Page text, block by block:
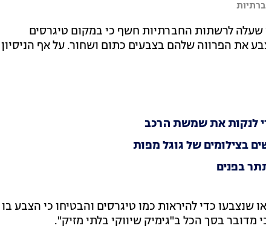
שעלה לרשתות החברתיות חשף כי במקום טיגרסים
את הפרווה שלהם בצבעים כתום ושחור. על אף הניסיון
לנקות את שמשת הרכב
בצילומים של גוגל מפות
בפנים
שנצבעו כדי להיראות כמו טיגרסים והבטיחו כי הצבע בו
מדובר בסך הכל ב"גימיק שיווקי בלתי מזיק".